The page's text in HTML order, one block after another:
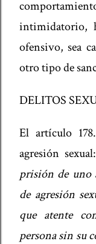
intimidatorio,
ofensivo, sea
otro tipo de
DELITOS
El artículo
agresión sexual:
prisión de uno
de agresión
que atente
persona sin su